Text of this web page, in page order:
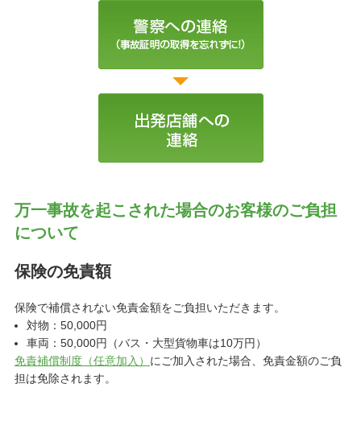
万一事故を起こされた場合のお客様のご負担
について
保険の免責額
保険で補償されない免責金額をご負担いただきます。
対物：50,000円
車両：50,000円（バス・大型貨物車は10万円）
免責補償制度（任意加入） にご加入された場合、免責金額のご負
担は免除されます。